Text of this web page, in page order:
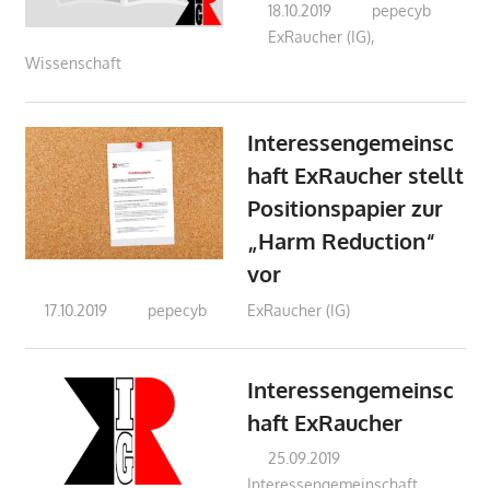
18.10.2019
pepecyb
ExRaucher (IG),
Wissenschaft
Interessengemeinsc
haft ExRaucher stellt
Positionspapier zur
„Harm Reduction“
vor
17.10.2019 pepecyb ExRaucher (IG)
Interessengemeinsc
haft ExRaucher
25.09.2019